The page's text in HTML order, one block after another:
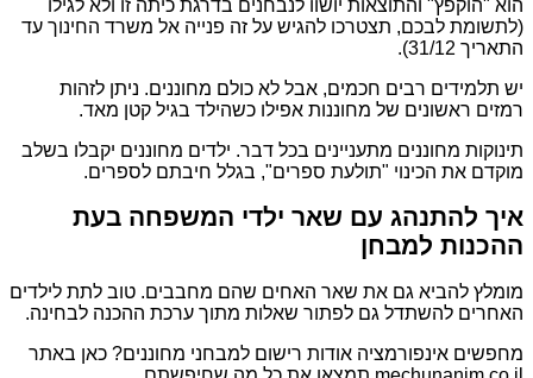
הוא "הוקפץ" והתוצאות יושוו לנבחנים בדרגת כיתה זו ולא לגילו
(לתשומת לבכם, תצטרכו להגיש על זה פנייה אל משרד החינוך עד
התאריך 31/12).
יש תלמידים רבים חכמים, אבל לא כולם מחוננים. ניתן לזהות
רמזים ראשונים של מחוננות אפילו כשהילד בגיל קטן מאד.
תינוקות מחוננים מתעניינים בכל דבר. ילדים מחוננים יקבלו בשלב
מוקדם את הכינוי "תולעת ספרים", בגלל חיבתם לספרים.
איך להתנהג עם שאר ילדי המשפחה בעת
ההכנות למבחן
מומלץ להביא גם את שאר האחים שהם מחבבים. טוב לתת לילדים
האחרים להשתדל גם לפתור שאלות מתוך ערכת ההכנה לבחינה.
מחפשים אינפורמציה אודות רישום למבחני מחוננים? כאן באתר